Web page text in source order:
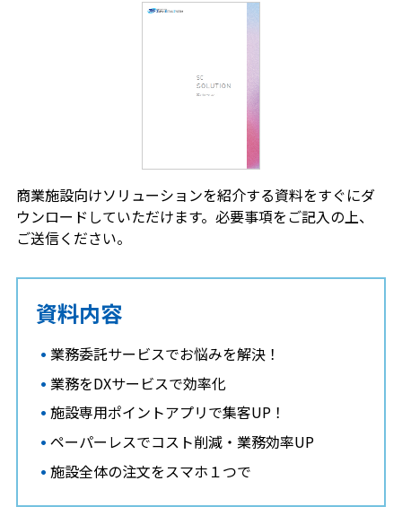
商業施設向けソリューションを紹介する資料をすぐにダ
ウンロードしていただけます。 必要事項をご記入の上、
ご送信ください。
資料内容
業務委託サービスでお悩みを解決！
業務をDXサービスで効率化
施設専用ポイントアプリで集客UP！
ペーパーレスでコスト削減・業務効率UP
施設全体の注文をスマホ１つで